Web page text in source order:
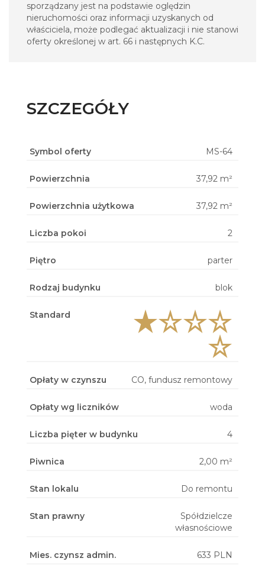
sporządzany jest na podstawie oględzin
nieruchomości oraz informacji uzyskanych od
właściciela, może podlegać aktualizacji i nie stanowi
oferty określonej w art. 66 i następnych K.C.
SZCZEGÓŁY
Symbol oferty MS-64
Powierzchnia 37,92 m²
Powierzchnia użytkowa 37,92 m²
Liczba pokoi 2
Piętro parter
Rodzaj budynku blok
Standard
Opłaty w czynszu CO, fundusz remontowy
Opłaty wg liczników woda
Liczba pięter w budynku 4
Piwnica 2,00 m²
Stan lokalu Do remontu
Stan prawny
Spółdzielcze
własnościowe
Mies. czynsz admin. 633 PLN